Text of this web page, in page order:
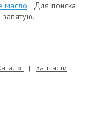
масло . Для поиска
Запчасти